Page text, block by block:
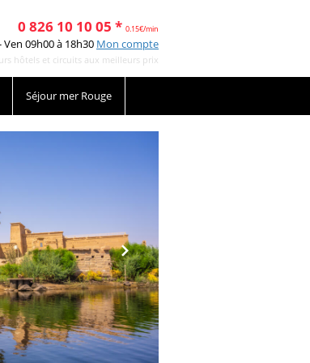
0 826 10 10 05 * 0.15€/min
09h00 à 18h30 Mon compte
hôtels et circuits aux meilleurs prix
Séjour mer Rouge